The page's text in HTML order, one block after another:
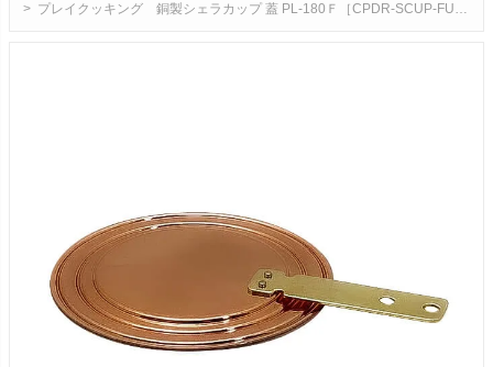
プレイクッキング 銅製シェラカップ 蓋 PL-180Ｆ［CPDR-SCUP-FUTA］＜燕三条製｜新光金属株式会社 コパドア＞熱伝導の良さを利用して、炊飯と一緒に缶詰などを蓋の上に乗せて温められる【頑張って送料無料！】